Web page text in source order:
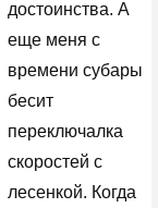
достоинства. А
еще меня с
времени субары
бесит
переключалка
скоростей с
лесенкой. Когда